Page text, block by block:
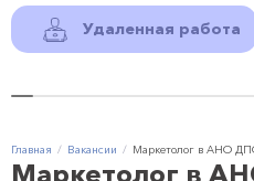
Удаленная работа
Главная Вакансии Маркетолог в АНО
Маркетолог в